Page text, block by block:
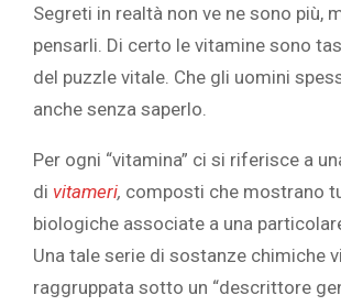
Segreti in realtà non ve ne sono più,
pensarli. Di certo le vitamine sono
del puzzle vitale. Che gli uomini
anche senza saperlo.
Per ogni “vitamina” ci si riferisce a
di vitameri, composti che mostrano
biologiche associate a una
Una tale serie di sostanze chimiche
raggruppata sotto un “descrittore